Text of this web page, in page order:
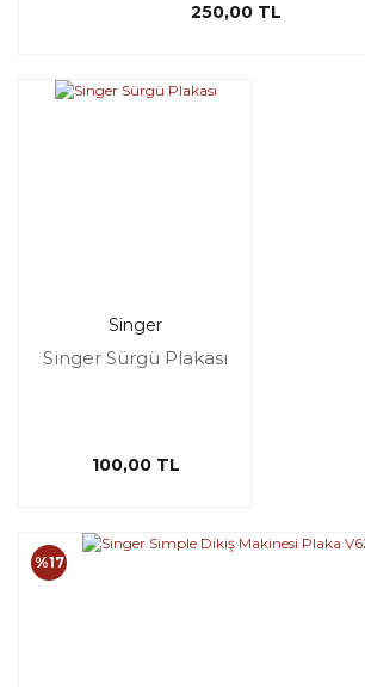
250,00 TL
Singer
Singer Sürgü Plakası
100,00 TL
%17